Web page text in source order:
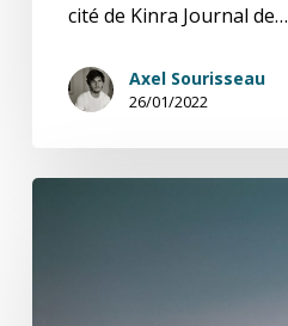
cité de Kinra Journal de…
Axel Sourisseau
26/01/2022
Alma